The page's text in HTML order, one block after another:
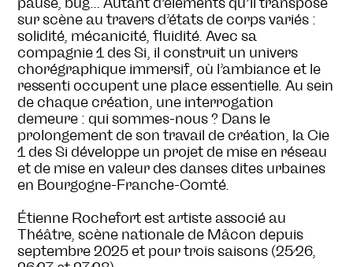
pause, bug… Autant d’éléments qu’il transpose
sur scène au travers d’états de corps variés :
solidité, mécanicité, fluidité. Avec sa
compagnie 1 des Si, il construit un univers
chorégraphique immersif, où l’ambiance et le
ressenti occupent une place essentielle. Au sein
de chaque création, une interrogation
demeure : qui sommes-nous ? Dans le
prolongement de son travail de création, la Cie
1 des Si développe un projet de mise en réseau
et de mise en valeur des danses dites urbaines
en Bourgogne-Franche-Comté.
Étienne Rochefort est artiste associé au
Théâtre, scène nationale de Mâcon depuis
septembre 2025 et pour trois saisons (25∕26,